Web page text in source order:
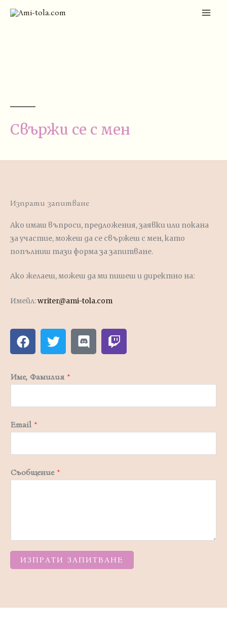
Skip
Свържи се с мен
Изпрати запитване
Ако имаш въпроси, предложения, заявки или покана
за участие, можеш да се свържеш с мен, като
попълниш тази форма за запитване.
Ако желаеш, можеш да ми пишеш и директно на:
Имейл:writer@ami-tola.com
F
a
e
b
o
k
T
w
t
t
r
D
i
o
d
T
w
c
Име, Фамилия *
Email *
Съобщение *
ИЗПРАТИ ЗАПИТВАНЕ